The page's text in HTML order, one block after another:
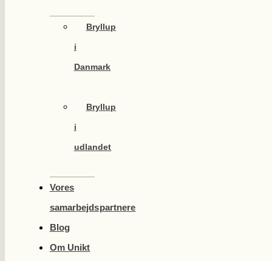
Bryllup
i
Danmark
Bryllup
i
udlandet
Vores
samarbejdspartnere
Blog
Om Unikt